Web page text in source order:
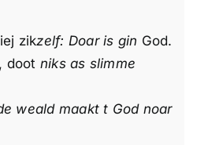
zikzelf: Doar is gin God.
doot niks as slimme
weald maakt t God noar